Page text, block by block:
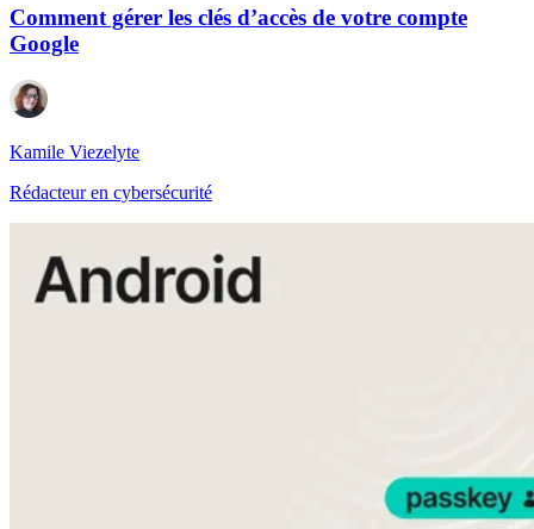
Comment gérer les clés d’accès de votre compte
Google
Kamile Viezelyte
Rédacteur en cybersécurité